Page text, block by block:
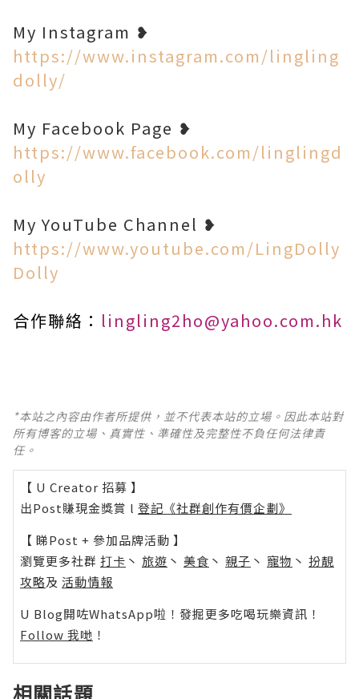
My Instagram ❥
https://www.instagram.com/lingling
dolly/
My Facebook Page ❥
https://www.facebook.com/linglingd
olly
My YouTube Channel ❥
https://www.youtube.com/LingDolly
Dolly
合作聯絡： lingling2ho@yahoo.com.hk
*本站之內容由作者所提供，並不代表本站的立場。因此本站對
所有博客的立場、真實性、準確性及完整性不負任何法律責
任。
【 U Creator 招募 】
出Post賺現金獎賞 l 登記《社群創作有價企劃》
【 睇Post + 參加品牌活動 】
瀏覽更多社群 打卡 丶 旅遊 丶 美食 丶 親子 丶 寵物 丶 扮靚
攻略及 活動情報
U Blog開咗WhatsApp啦！發掘更多吃喝玩樂資訊！
Follow 我哋 ！